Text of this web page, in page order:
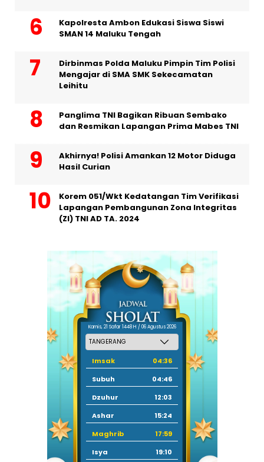
Kapolresta Ambon Edukasi Siswa Siswi
SMAN 14 Maluku Tengah
Dirbinmas Polda Maluku Pimpin Tim Polisi
Mengajar di SMA SMK Sekecamatan
Leihitu
Panglima TNI Bagikan Ribuan Sembako
dan Resmikan Lapangan Prima Mabes TNI
Akhirnya! Polisi Amankan 12 Motor Diduga
Hasil Curian
Korem 051/Wkt Kedatangan Tim Verifikasi
Lapangan Pembangunan Zona Integritas
(ZI) TNI AD TA. 2024
Kamis, 21 Safar 1448 H / 06 Agustus 2026
Imsak
04:36
Subuh
04:46
Dzuhur
12:03
Ashar
15:24
Maghrib
17:59
Isya
19:10